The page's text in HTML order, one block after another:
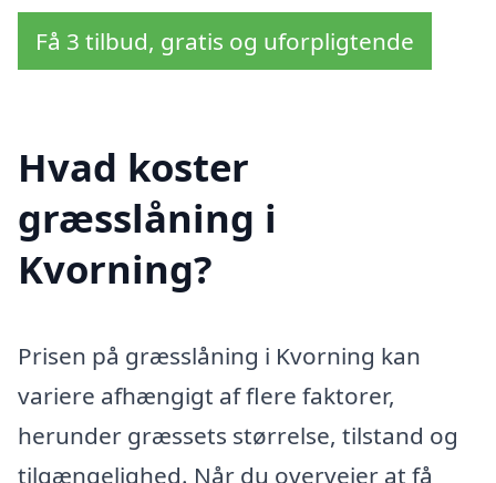
Få 3 tilbud, gratis og uforpligtende
Hvad koster
græsslåning i
Kvorning?
Prisen på græsslåning i Kvorning kan
variere afhængigt af flere faktorer,
herunder græssets størrelse, tilstand og
tilgængelighed. Når du overvejer at få